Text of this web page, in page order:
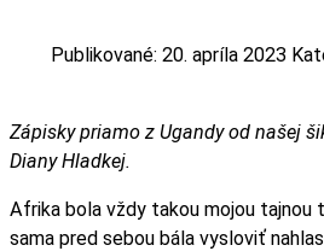
Publikované: 20. apríla 2023
Zápisky priamo z Ugandy od našej
Diany Hladkej.
Afrika bola vždy takou mojou tajnou
sama pred sebou bála vysloviť